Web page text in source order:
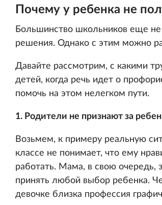
Почему у ребенка не
Большинство школьников еще не
решения. Однако с этим можно
Давайте рассмотрим, с какими
детей, когда речь идет о
помочь на этом нелегком пути.
1. Родители не признают за
Возьмем, к примеру реальную
классе не понимает, что ему
работать. Мама, в свою очередь,
принять любой выбор ребенка.
девочке близка профессия